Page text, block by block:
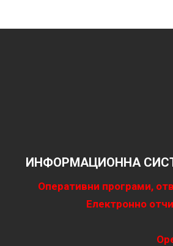
ИНФОРМАЦИОННА
Оперативни програми,
Електронно